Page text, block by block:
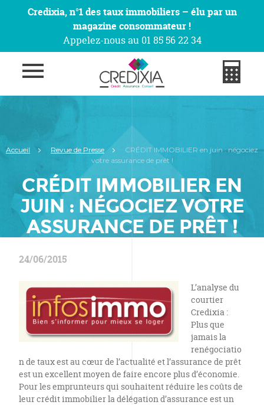
Credixia, n°1 des taux immobiliers – élu par un
magazine consommateur !
Appelez-nous au 01 85 56 22 34
Accueil Revue de Presse
CRÉDIT IMMOBILIER en juin : négociez
votre assurance de prêt !
CRÉDIT IMMOBILIER EN
JUIN : NÉGOCIEZ VOTRE
ASSURANCE DE PRÊT !
24/06/2015
L’analyse du
courtier
Credixia :
Plus que
jamais la
renégociatio
n de taux est au cœur de l’actualité et l’assurance de prêt
est un excellent moyen de faire encore plus d’économie.
Pour les emprunteurs qui souhaitent réduire les coûts de
leur crédit immobilier la délégation d’assurance est un